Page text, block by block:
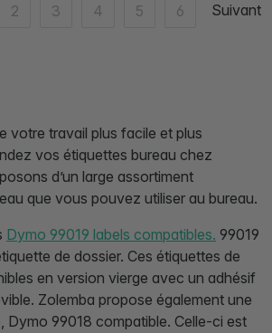
2 3 4 5 6 Suivant
votre travail plus facile et plus
vos étiquettes bureau chez
d’un large assortiment
que vous pouvez utiliser au bureau.
Dymo 99019 labels compatibles. 99019
de dossier. Ces étiquettes de
en version vierge avec un adhésif
Zolemba propose également une
Dymo 99018 compatible. Celle-ci est